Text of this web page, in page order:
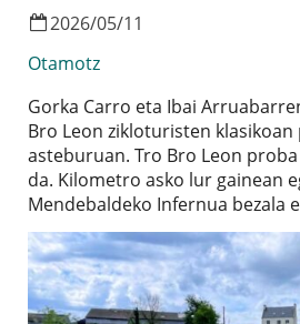
2026/05/11
Otamotz
Gorka Carro eta Ibai
Bro Leon zikloturisten
asteburuan. Tro Bro Leon
da. Kilometro asko lur gainean
Mendebaldeko Infernua bezala